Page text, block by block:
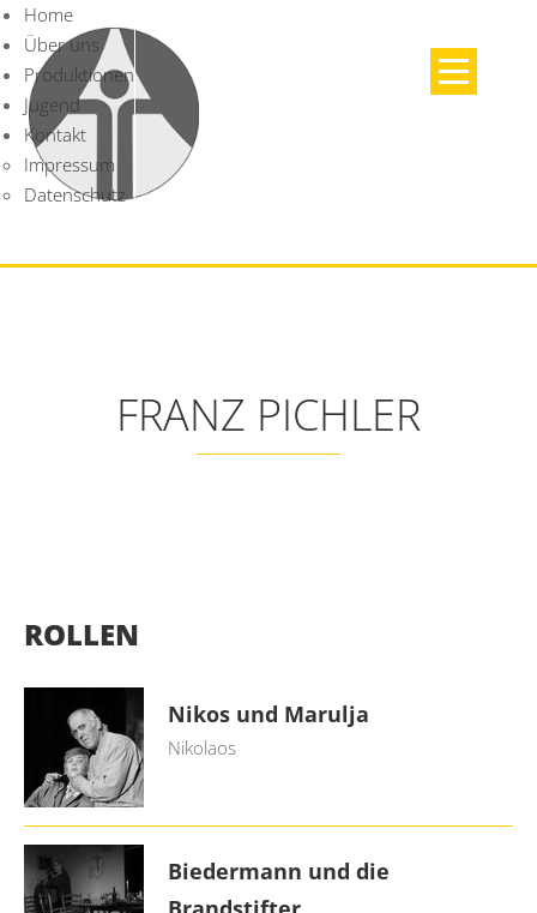
Home
Über uns
Produktionen
Jugend
Kontakt
Impressum
Datenschutz
FRANZ PICHLER
ROLLEN
Nikos und Marulja
Nikolaos
Biedermann und die